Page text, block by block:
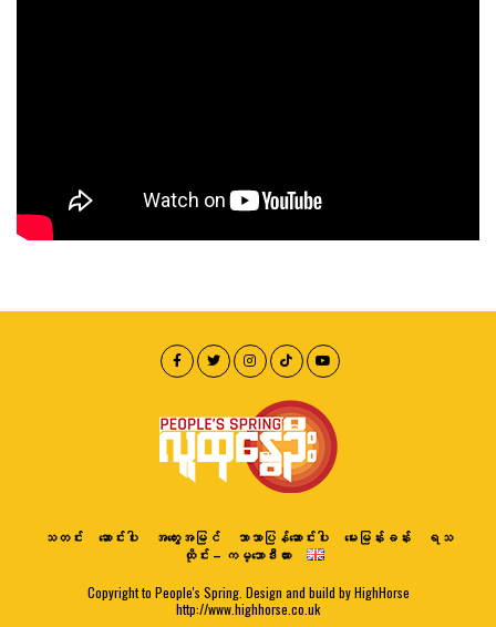
သတင်း ဆောင်းပါး အတွေးအမြင် ဘာသာပြန်ဆောင်းပါး မေးမြန်းခန်း
ရသ
ထိုင်း – ကမ္ဘောဒီးယား
Copyright to People's Spring. Design and build by HighHorse
http://www.highhorse.co.uk